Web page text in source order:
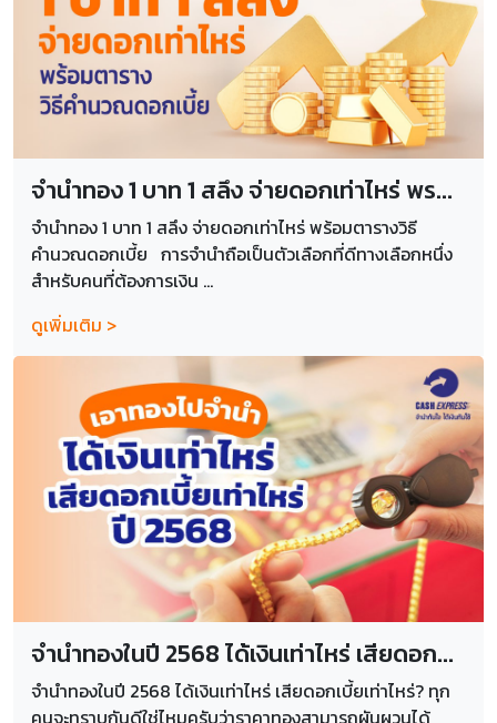
จำนำทอง 1 บาท 1 สลึง จ่ายดอกเท่าไหร่ พร...
จำนำทอง 1 บาท 1 สลึง จ่ายดอกเท่าไหร่ พร้อมตารางวิธี
คำนวณดอกเบี้ย การจำนำถือเป็นตัวเลือกที่ดีทางเลือกหนึ่ง
สำหรับคนที่ต้องการเงิน ...
ดูเพิ่มเติม >
จำนำทองในปี 2568 ได้เงินเท่าไหร่ เสียดอก...
จำนำทองในปี 2568 ได้เงินเท่าไหร่ เสียดอกเบี้ยเท่าไหร่? ทุก
คนจะทราบกันดีใช่ไหมครับว่าราคาทองสามารถผันผวนได้